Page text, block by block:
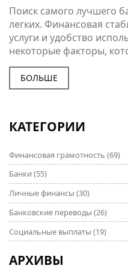
Поиск самого лучшего
легких. Финансовая
услуги и удобство
некоторые факторы,
учитывать. Важно
каждого может
индивидуальных
лидерствующих
БОЛЬШЕ
КАТЕГОРИИ
Финансовая грамотность (69)
Банки (55)
Личные финансы (30)
Банковские переводы (26)
Социальные выплаты (19)
АРХИВЫ